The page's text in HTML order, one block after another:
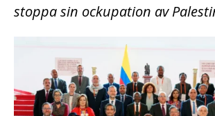
stoppa sin ockupation av